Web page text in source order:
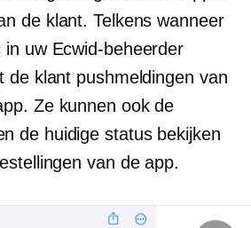
de klant. Telkens wanneer
uw Ecwid-beheerder
de klant pushmeldingen van
Ze kunnen ook de
de huidige status bekijken
van de app.